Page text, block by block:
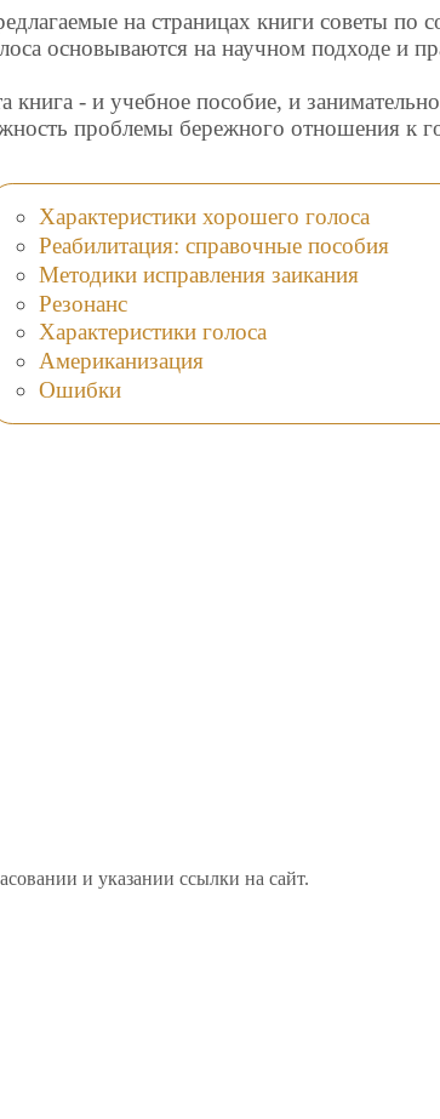
на страницах книги советы по
основываются на научном подходе и
книга - и учебное пособие, и
проблемы бережного отношения к
Характеристики хорошего голоса
Реабилитация: справочные пособия
Методики исправления заикания
Резонанс
Характеристики голоса
Американизация
Ошибки
и указании ссылки на сайт.